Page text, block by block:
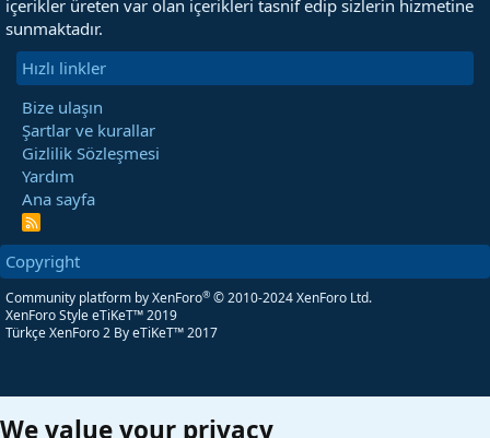
içerikler üreten var olan içerikleri tasnif edip sizlerin hizmetine
sunmaktadır.
Hızlı linkler
Bize ulaşın
Şartlar ve kurallar
Gizlilik Sözleşmesi
Yardım
Ana sayfa
R
S
Copyright
Community platform by XenForo® © 2010-2024 XenForo Ltd.
XenForo Style eTiKeT™ 2019
Türkçe XenForo 2 By eTiKeT™ 2017
We value your privacy